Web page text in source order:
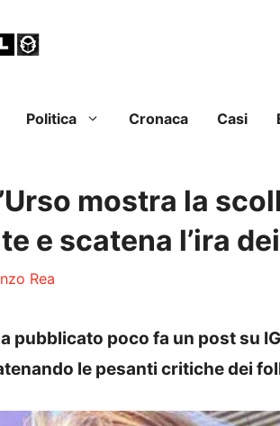
Politica Cronaca Casi
mostra la
e scatena l’ira
Rea
pubblicato poco fa un post su
le pesanti critiche dei